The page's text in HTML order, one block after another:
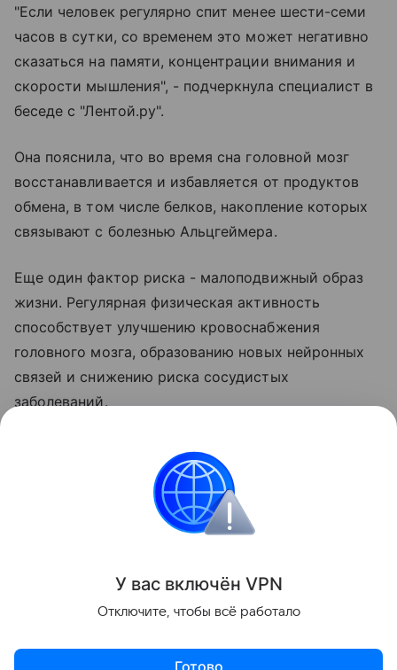
"Если человек регулярно спит менее шести-семи
часов в сутки, со временем это может негативно
сказаться на памяти, концентрации внимания и
скорости мышления", - подчеркнула специалист в
беседе с "Лентой.ру".
Она пояснила, что во время сна головной мозг
восстанавливается и избавляется от продуктов
обмена, в том числе белков, накопление которых
связывают с болезнью Альцгеймера.
Еще один фактор риска - малоподвижный образ
жизни. Регулярная физическая активность
способствует улучшению кровоснабжения
головного мозга, образованию новых нейронных
связей и снижению риска сосудистых
заболеваний.
Постоянное сидение и недостаток движения
увеличивают вероятность не только деменции, но
также сердечно-сосудистых заболеваний,
добавила Черникова.
Поделиться
У вас включён VPN
Отключите, чтобы всё работало
Готово